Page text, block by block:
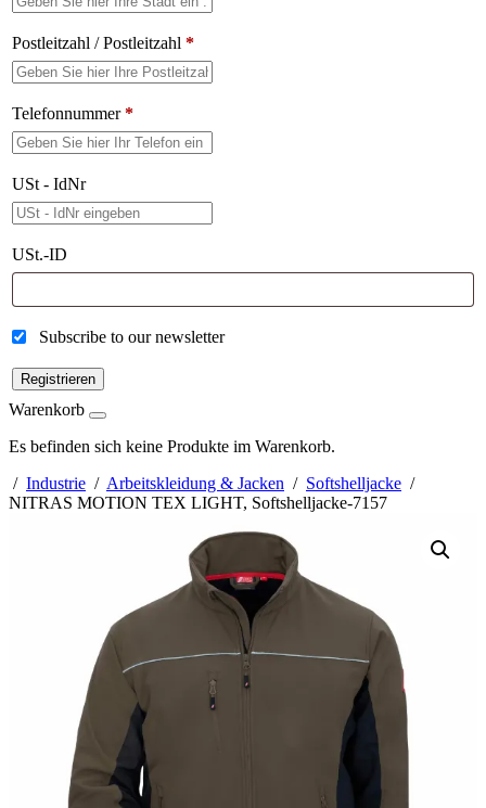
Postleitzahl / Postleitzahl *
Telefonnummer*
USt - IdNr
USt.-ID
Subscribe to our newsletter
Registrieren
Warenkorb
Es befinden sich keine Produkte im Warenkorb.
/ Industrie / Arbeitskleidung & Jacken / Softshelljacke /
NITRAS MOTION TEX LIGHT, Softshelljacke-7157